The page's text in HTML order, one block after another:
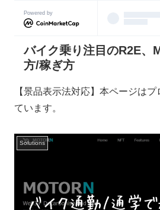
Powered by
バイク乗り注目のR2E、
方/稼ぎ方
【景品表示法対応】本ページは
ています。
Solutions